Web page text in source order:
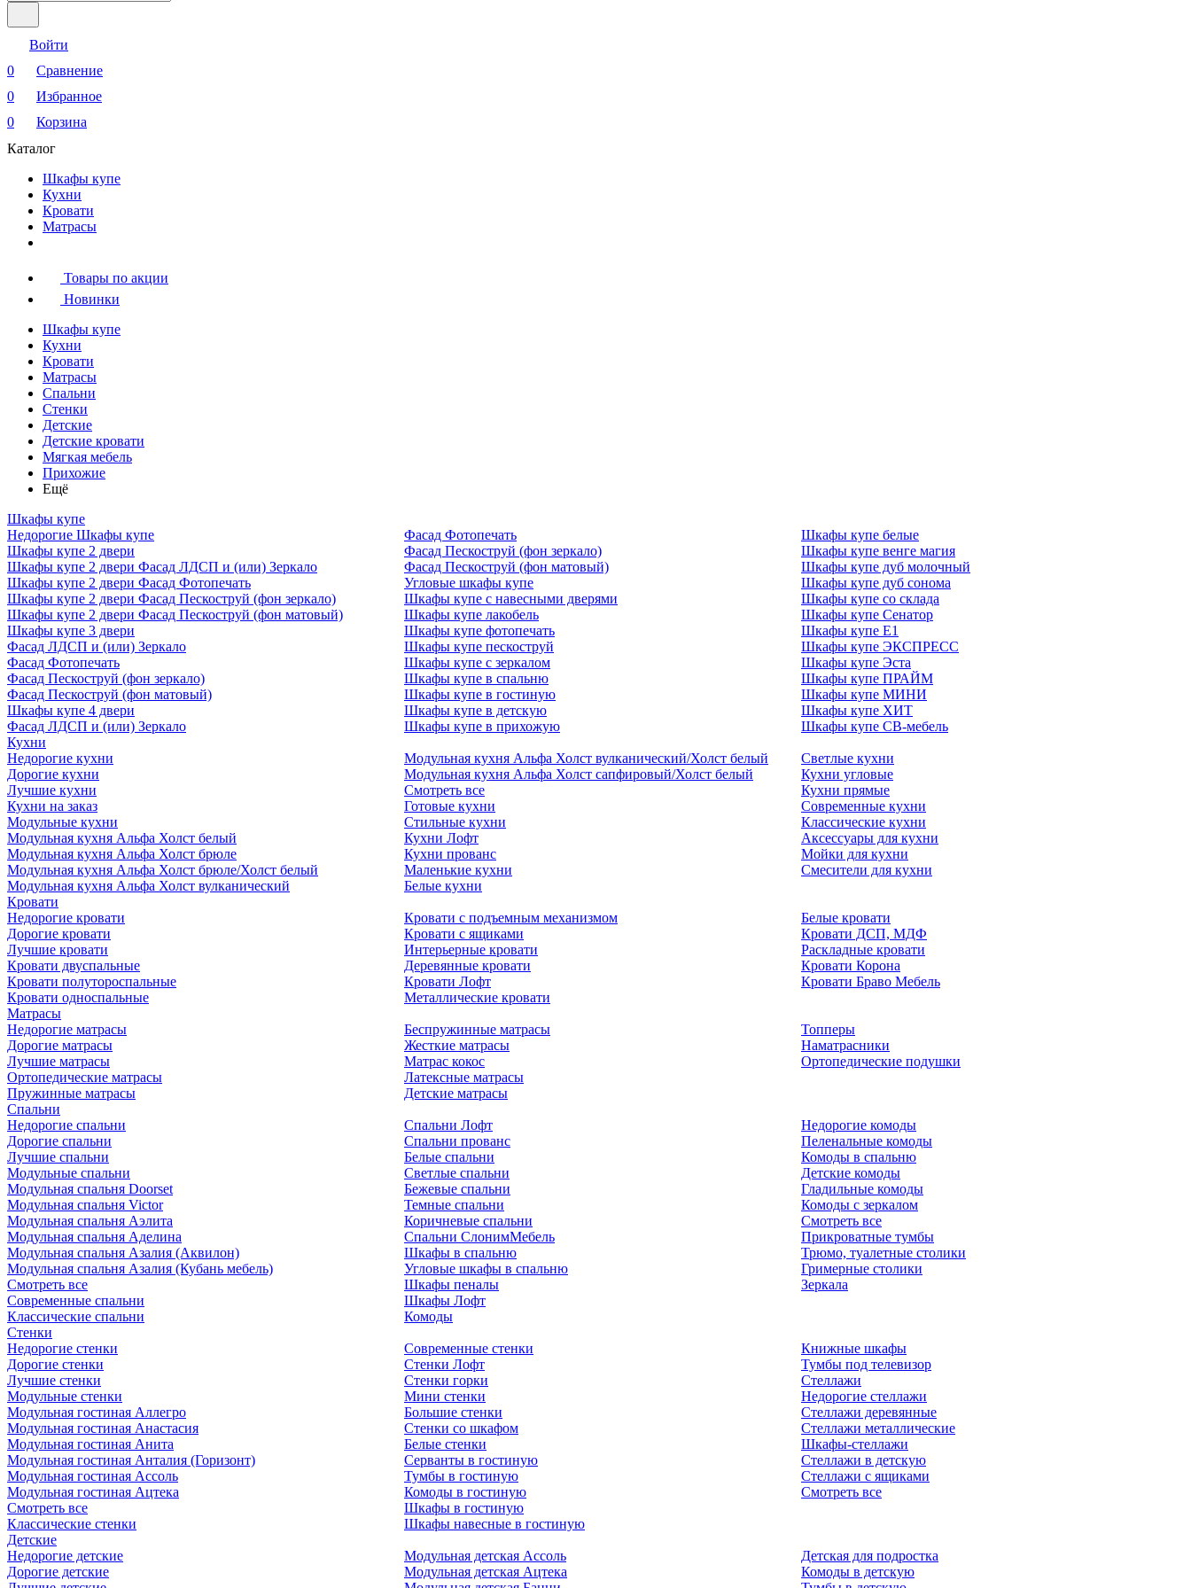
Войти
0
Сравнение
0
Избранное
0
Корзина
Каталог
Шкафы купе
Кухни
Кровати
Матрасы
Товары по акции
Новинки
Шкафы купе
Кухни
Кровати
Матрасы
Cпальни
Стенки
Детские
Детские кровати
Мягкая мебель
Прихожие
Ещё
Шкафы купе
Недорогие Шкафы купе
Шкафы купе 2 двери
Шкафы купе 2 двери Фасад ЛДСП и (или) Зеркало
Шкафы купе 2 двери Фасад Фотопечать
Шкафы купе 2 двери Фасад Пескоструй (фон зеркало)
Шкафы купе 2 двери Фасад Пескоструй (фон матовый)
Шкафы купе 3 двери
Фасад ЛДСП и (или) Зеркало
Фасад Фотопечать
Фасад Пескоструй (фон зеркало)
Фасад Пескоструй (фон матовый)
Шкафы купе 4 двери
Фасад ЛДСП и (или) Зеркало
Фасад Фотопечать
Фасад Пескоструй (фон зеркало)
Фасад Пескоструй (фон матовый)
Угловые шкафы купе
Шкафы купе с навесными дверями
Шкафы купе лакобель
Шкафы купе фотопечать
Шкафы купе пескоструй
Шкафы купе с зеркалом
Шкафы купе в спальню
Шкафы купе в гостиную
Шкафы купе в детскую
Шкафы купе в прихожую
Шкафы купе белые
Шкафы купе венге магия
Шкафы купе дуб молочный
Шкафы купе дуб сонома
Шкафы купе со склада
Шкафы купе Сенатор
Шкафы купе Е1
Шкафы купе ЭКСПРЕСС
Шкафы купе Эста
Шкафы купе ПРАЙМ
Шкафы купе МИНИ
Шкафы купе ХИТ
Шкафы купе СВ-мебель
Кухни
Недорогие кухни
Дорогие кухни
Лучшие кухни
Кухни на заказ
Модульные кухни
Модульная кухня Альфа Холст белый
Модульная кухня Альфа Холст брюле
Модульная кухня Альфа Холст брюле/Холст белый
Модульная кухня Альфа Холст вулканический
Модульная кухня Альфа Холст вулканический/Холст белый
Модульная кухня Альфа Холст сапфировый/Холст белый
Смотреть все
Готовые кухни
Стильные кухни
Кухни Лофт
Кухни прованс
Маленькие кухни
Белые кухни
Светлые кухни
Кухни угловые
Кухни прямые
Современные кухни
Классические кухни
Аксессуары для кухни
Мойки для кухни
Смесители для кухни
Кровати
Недорогие кровати
Дорогие кровати
Лучшие кровати
Кровати двуспальные
Кровати полутороспальные
Кровати односпальные
Кровати с подъемным механизмом
Кровати с ящиками
Интерьерные кровати
Деревянные кровати
Кровати Лофт
Металлические кровати
Белые кровати
Кровати ДСП, МДФ
Раскладные кровати
Кровати Корона
Кровати Браво Мебель
Матрасы
Недорогие матрасы
Дорогие матрасы
Лучшие матрасы
Ортопедические матрасы
Пружинные матрасы
Беспружинные матрасы
Жесткие матрасы
Матрас кокос
Латексные матрасы
Детские матрасы
Топперы
Наматрасники
Ортопедические подушки
Cпальни
Недорогие спальни
Дорогие спальни
Лучшие спальни
Модульные спальни
Модульная спальня Doorset
Модульная спальня Victor
Модульная спальня Аэлита
Модульная спальня Аделина
Модульная спальня Азалия (Аквилон)
Модульная спальня Азалия (Кубань мебель)
Смотреть все
Современные спальни
Классические спальни
Спальни Лофт
Спальни прованс
Белые спальни
Светлые спальни
Бежевые спальни
Темные спальни
Коричневые спальни
Спальни СлонимМебель
Шкафы в спальню
Угловые шкафы в спальню
Шкафы пеналы
Шкафы Лофт
Комоды
Недорогие комоды
Пеленальные комоды
Комоды в спальню
Детские комоды
Гладильные комоды
Комоды с зеркалом
Смотреть все
Прикроватные тумбы
Трюмо, туалетные столики
Гримерные столики
Зеркала
Стенки
Недорогие стенки
Дорогие стенки
Лучшие стенки
Модульные стенки
Модульная гостиная Аллегро
Модульная гостиная Анастасия
Модульная гостиная Анита
Модульная гостиная Анталия (Горизонт)
Модульная гостиная Ассоль
Модульная гостиная Ацтека
Смотреть все
Классические стенки
Современные стенки
Стенки Лофт
Стенки горки
Мини стенки
Большие стенки
Стенки со шкафом
Белые стенки
Серванты в гостиную
Тумбы в гостиную
Комоды в гостиную
Шкафы в гостиную
Шкафы навесные в гостиную
Книжные шкафы
Тумбы под телевизор
Стеллажи
Недорогие стеллажи
Стеллажи деревянные
Стеллажи металлические
Шкафы-стеллажи
Стеллажи в детскую
Стеллажи с ящиками
Смотреть все
Детские
Недорогие детские
Дорогие детские
Модульная детская Ассоль
Модульная детская Ацтека
Детская для подростка
Комоды в детскую